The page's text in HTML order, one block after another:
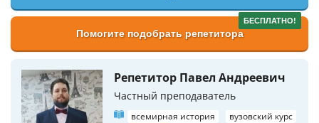
БЕСПЛАТНО!
Помогите подобрать репетитора
Репетитор Павел Андреевич
Частный преподаватель
всемирная история
вузовский курс